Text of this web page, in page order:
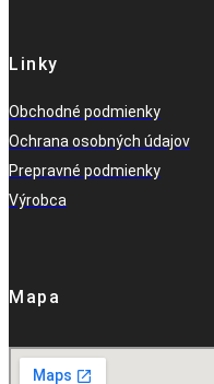
Linky
Obchodné podmienky
Ochrana osobných údajov
Prepravné podmienky
Výrobca
Mapa